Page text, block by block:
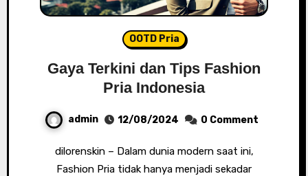
OOTD Pria
Gaya Terkini dan Tips Fashion
Pria Indonesia
admin 12/08/2024 0 Comment
dilorenskin – Dalam dunia modern saat ini,
Fashion Pria tidak hanya menjadi sekadar